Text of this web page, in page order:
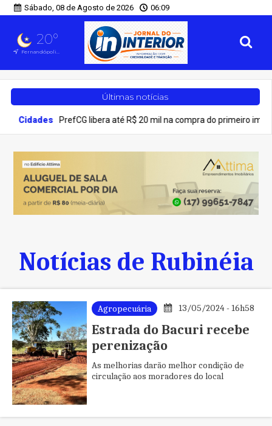
Sábado, 08 de Agosto de 2026 06:09
20°
Fernandópolis, SP
Últimas notícias
PrefCG libera até R$ 20 mil na compra do primeiro imóvel
Notícias de Rubinéia
Agropecuária 13/05/2024 - 16h58
Estrada do Bacuri recebe
perenização
As melhorias darão melhor condição de
circulação aos moradores do local